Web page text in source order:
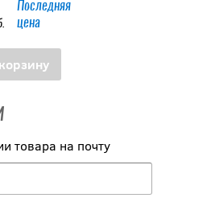
Последняя
цена
товара на почту